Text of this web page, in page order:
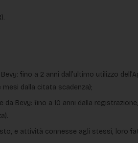
fino a 2 anni dall’ultimo utilizzo
dalla citata scadenza);
Bevy: fino a 10 anni dalla
e attività connesse agli stessi, loro